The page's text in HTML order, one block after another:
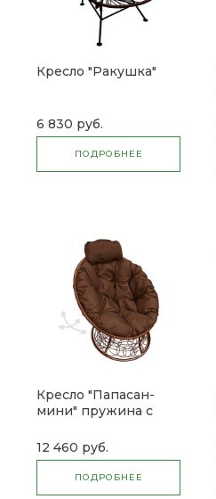
Кресло "Ракушка"
6 830 руб.
ПОДРОБНЕЕ
Кресло "Папасан-
мини" пружина с
12 460 руб.
ПОДРОБНЕЕ